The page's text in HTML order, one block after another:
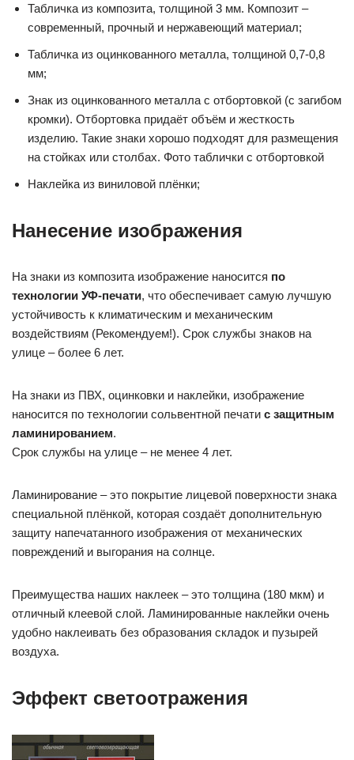
Табличка из композита, толщиной 3 мм. Композит –
современный, прочный и нержавеющий материал;
Табличка из оцинкованного металла, толщиной 0,7-0,8
мм;
Знак из оцинкованного металла с отбортовкой (с загибом
кромки). Отбортовка придаёт объём и жесткость
изделию. Такие знаки хорошо подходят для размещения
на стойках или столбах. Фото таблички с отбортовкой
Наклейка из виниловой плёнки;
Нанесение изображения
На знаки из композита изображение наносится по
технологии УФ-печати, что обеспечивает самую лучшую
устойчивость к климатическим и механическим
воздействиям (Рекомендуем!). Срок службы знаков на
улице – более 6 лет.
На знаки из ПВХ, оцинковки и наклейки, изображение
наносится по технологии сольвентной печати с защитным
ламинированием.
Срок службы на улице – не менее 4 лет.
Ламинирование – это покрытие лицевой поверхности знака
специальной плёнкой, которая создаёт дополнительную
защиту напечатанного изображения от механических
повреждений и выгорания на солнце.
Преимущества наших наклеек – это толщина (180 мкм) и
отличный клеевой слой. Ламинированные наклейки очень
удобно наклеивать без образования складок и пузырей
воздуха.
Эффект светоотражения